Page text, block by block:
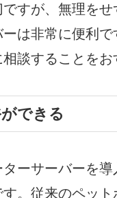
すが、無理を
は非常に便利
談することをお
できる
ーサーバーを
。従来のペッ